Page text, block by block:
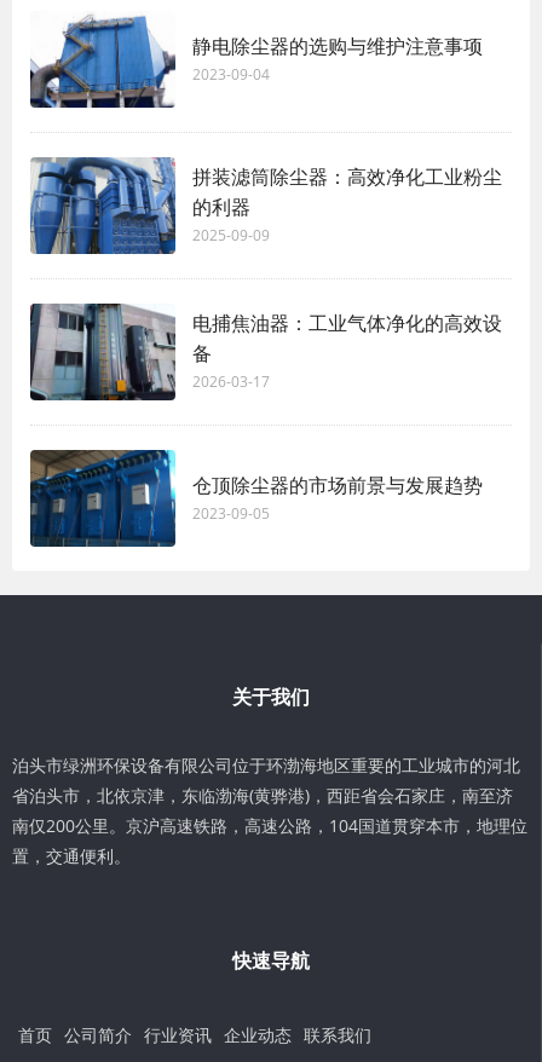
静电除尘器的选购与维护注意事项
2023-09-04
拼装滤筒除尘器：高效净化工业粉尘
的利器
2025-09-09
电捕焦油器：工业气体净化的高效设
备
2026-03-17
仓顶除尘器的市场前景与发展趋势
2023-09-05
关于我们
泊头市绿洲环保设备有限公司位于环渤海地区重要的工业城市的河北
省泊头市，北依京津，东临渤海(黄骅港)，西距省会石家庄，南至济
南仅200公里。京沪高速铁路，高速公路，104国道贯穿本市，地理位
置，交通便利。
快速导航
首页 公司简介 行业资讯 企业动态 联系我们